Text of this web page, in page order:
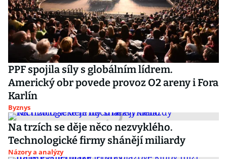
PPF spojila síly s globálním lídrem.
Americký obr povede provoz O2 areny i Fora
Karlín
Byznys
Na trzích se děje něco nezvyklého.
Technologické firmy shánějí miliardy
Názory a analýzy